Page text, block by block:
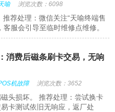
喻 浏览次数：6098
荐处理：微信关注“天喻终端售
服会引导至临时维修点维修。
消费后磁条刷卡交易，无响
机故障 浏览次数：3652
头损坏。 推荐处理：尝试换卡
卡测试依旧无响应，返厂处